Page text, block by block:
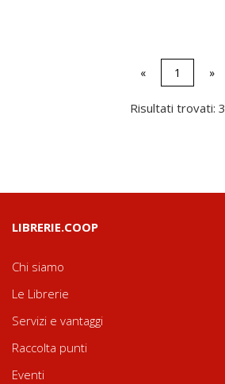
« 1 »
Risultati trovati: 3
LIBRERIE.COOP
Chi siamo
Le Librerie
Servizi e vantaggi
Raccolta punti
Eventi